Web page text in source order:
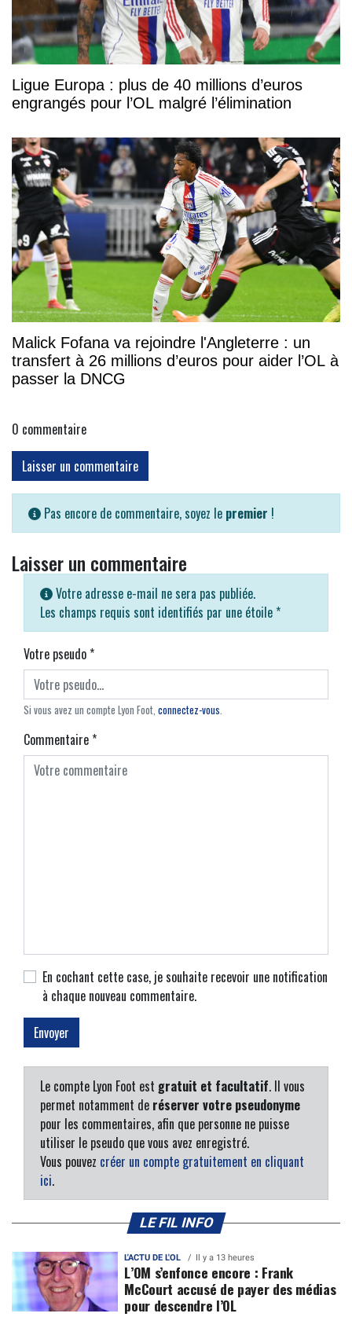
Ligue Europa : plus de 40 millions d’euros
engrangés pour l’OL malgré l’élimination
Malick Fofana va rejoindre l'Angleterre : un
transfert à 26 millions d’euros pour aider l’OL à
passer la DNCG
0 commentaire
Laisser un commentaire
Pas encore de commentaire, soyez le premier !
Laisser un commentaire
Votre adresse e-mail ne sera pas publiée.
Les champs requis sont identifiés par une étoile *
Votre pseudo*
Si vous avez un compte Lyon Foot, connectez-vous.
Commentaire*
En cochant cette case, je souhaite recevoir une notification
à chaque nouveau commentaire.
Le compte Lyon Foot est gratuit et facultatif. Il vous
permet notamment de réserver votre pseudonyme
pour les commentaires, afin que personne ne puisse
utiliser le pseudo que vous avez enregistré.
Vous pouvez créer un compte gratuitement en cliquant
ici.
LE FIL INFO
L'ACTU DE L'OL Il y a 13 heures
L’OM s’enfonce encore : Frank
McCourt accusé de payer des médias
pour descendre l’OL